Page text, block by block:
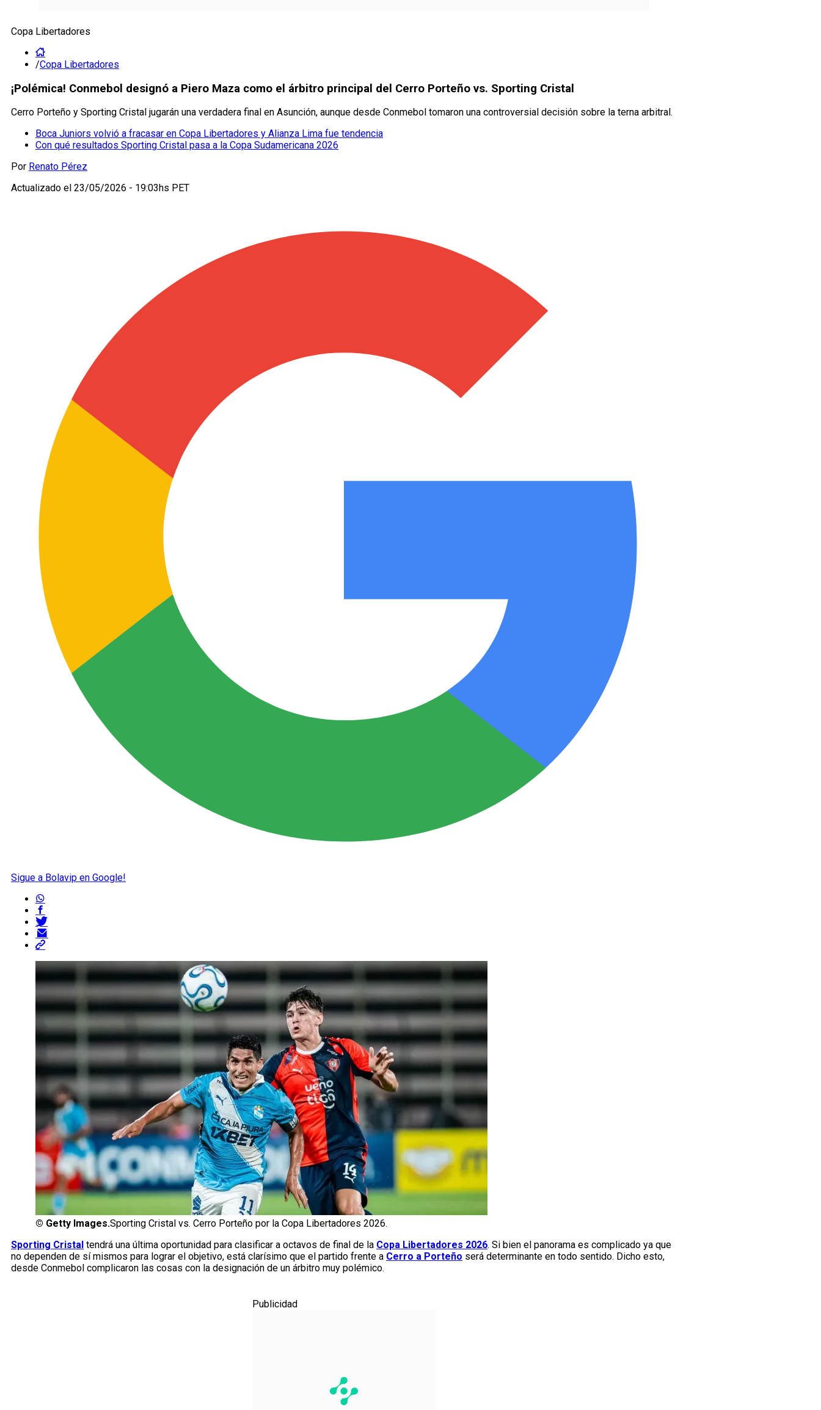
Copa Libertadores
/Copa Libertadores
¡Polémica! Conmebol designó a Piero Maza como el árbitro principal del Cerro Porteño vs. Sporting Cristal
Cerro Porteño y Sporting Cristal jugarán una verdadera final en Asunción, aunque desde Conmebol tomaron una controversial decisión sobre la terna arbitral.
Boca Juniors volvió a fracasar en Copa Libertadores y Alianza Lima fue tendencia
Con qué resultados Sporting Cristal pasa a la Copa Sudamericana 2026
Por Renato Pérez
Actualizado el 23/05/2026 - 19:03hs PET
Sigue a Bolavip en Google!
© Getty Images.Sporting Cristal vs. Cerro Porteño por la Copa Libertadores 2026.
Sporting Cristal tendrá una última oportunidad para clasificar a octavos de final de la Copa Libertadores 2026. Si bien el panorama es complicado ya que
no dependen de sí mismos para lograr el objetivo, está clarísimo que el partido frente a Cerro a Porteño será determinante en todo sentido. Dicho esto,
desde Conmebol complicaron las cosas con la designación de un árbitro muy polémico.
Publicidad